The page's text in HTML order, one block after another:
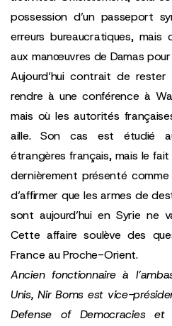
possession d’un passeport
erreurs bureaucratiques,
aux manœuvres de Damas
Aujourd’hui contrait de
rendre à une conférence à
mais où les autorités
aille. Son cas est étudié
étrangères français, mais le
dernièrement présenté
d’affirmer que les armes de
sont aujourd’hui en Syrie ne
Cette affaire soulève des
France au Proche-Orient.
Ancien fonctionnaire à
Unis,Nir Boms est vice-
Defense of Democracieset